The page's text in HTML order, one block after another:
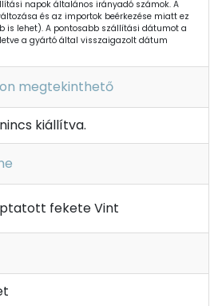
napok általános irányadó számok. A
és az importok beérkezése miatt ez
is lehet). A pontosabb szállítási dátumot a
a gyártó által visszaigazolt dátum
megtekinthető
kiállítva.
fekete Vint